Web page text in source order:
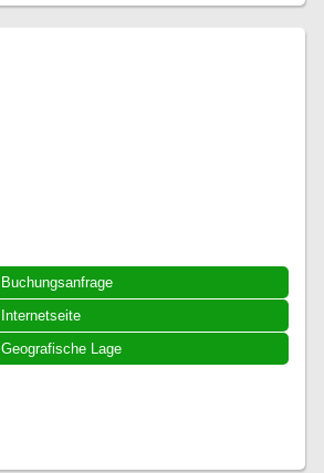
Buchungsanfrage
Internetseite
Geografische Lage